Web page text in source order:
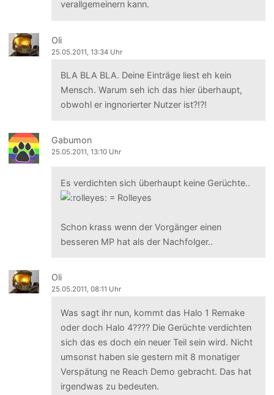
verallgemeinern kann.
Oli
25.05.2011, 13:34 Uhr
BLA BLA BLA. Deine Einträge liest eh kein
Mensch. Warum seh ich das hier überhaupt,
obwohl er ingnorierter Nutzer ist?!?!
Gabumon
25.05.2011, 13:10 Uhr
Es verdichten sich überhaupt keine Gerüchte..
Schon krass wenn der Vorgänger einen
besseren MP hat als der Nachfolger..
Oli
25.05.2011, 08:11 Uhr
Was sagt ihr nun, kommt das Halo 1 Remake
oder doch Halo 4???? Die Gerüchte verdichten
sich das es doch ein neuer Teil sein wird. Nicht
umsonst haben sie gestern mit 8 monatiger
Verspätung ne Reach Demo gebracht. Das hat
irgendwas zu bedeuten.